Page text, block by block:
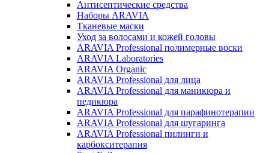
Антисептические средства
Наборы ARAVIA
Тканевые маски
Уход за волосами и кожей головы
ARAVIA Professional полимерные воски
ARAVIA Laboratories
ARAVIA Organic
ARAVIA Professional для лица
ARAVIA Professional для маникюра и
педикюра
ARAVIA Professional для парафинотерапии
ARAVIA Professional для шугаринга
ARAVIA Professional пилинги и
карбокситерапия